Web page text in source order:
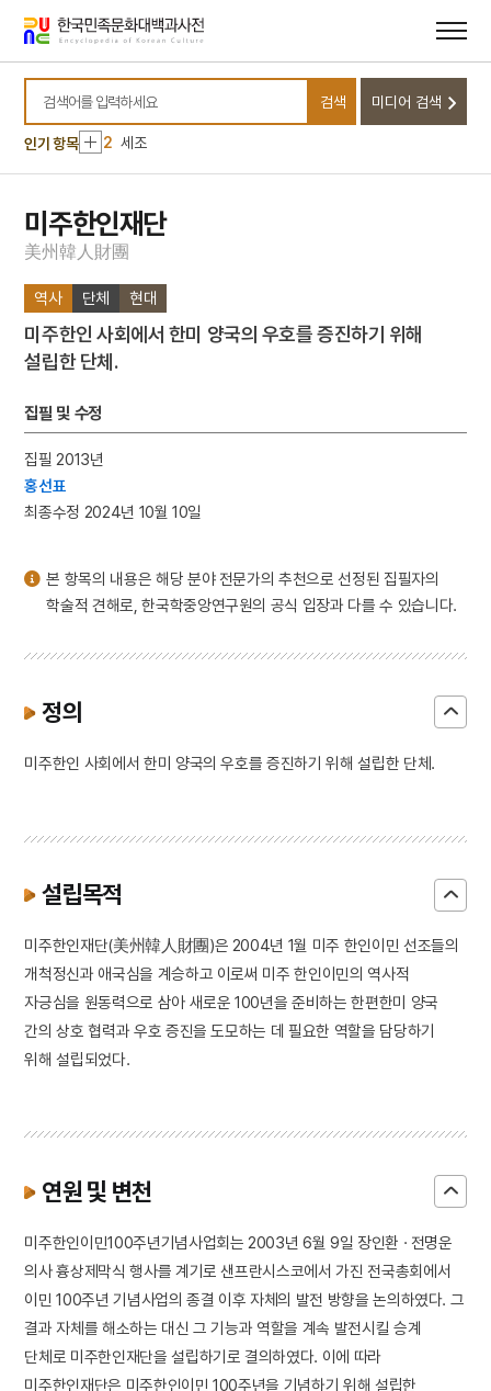
바로가기
바로가기
검색어를 입력하세요
검색 미디어 검색
인기 항목
10
반민족행위특별조사위원회
1 금성대군
2 세조
3 고풀이
4
북조선임시인민위원회
5 김자점
7
한명회
8 효감천
9
1 금성대군
2
3
고풀이
5 김자점
6 하역
미주한인재단
美州韓 人 財團
역사 단체 현대
미주한인 사회에서 한미 양국의 우호를 증진하기 위해
설립한 단체.
집필 및 수정
집필 2013년
홍선표
최종수정 2024년 10월 10일
본 항목의 내용은 해당 분야 전문가의 추천으로 선정된 집필자의
학술적 견해로, 한국학중앙연구원의 공식 입장과 다를 수 있습니다.
정의
미주한인 사회에서 한미 양국의 우호를 증진하기 위해 설립한 단체.
설립목적
미주한인재단(美州韓人財團)은 2004년 1월 미주 한인이민 선조들의
개척정신과 애국심을 계승하고 이로써 미주 한인이민의 역사적
자긍심을 원동력으로 삼아 새로운 100년을 준비하는 한편한미 양국
간의 상호 협력과 우호 증진을 도모하는 데 필요한 역할을 담당하기
위해 설립되었다.
연원 및 변천
미주한인이민100주년기념사업회는 2003년 6월 9일 장인환 · 전명운
의사 흉상제막식 행사를 계기로 샌프란시스코에서 가진 전국총회에서
이민 100주년 기념사업의 종결 이후 자체의 발전 방향을 논의하였다. 그
결과 자체를 해소하는 대신 그 기능과 역할을 계속 발전시킬 승계
단체로 미주한인재단을 설립하기로 결의하였다. 이에 따라
미주한인재단은 미주한인이민 100주년을 기념하기 위해 설립한